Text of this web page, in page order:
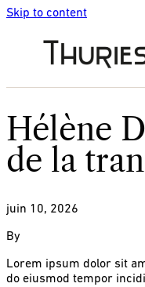
Skip to content
Hélène
de la
juin 10, 2026
By
Lorem ipsum dolor sit
do eiusmod tempor